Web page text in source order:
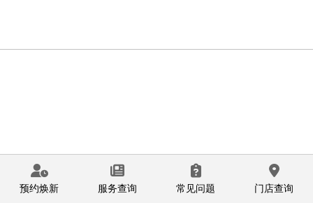
预约焕新 服务查询 常见问题 门店查询